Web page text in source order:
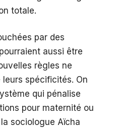
totale.
par des
aussi être
règles ne
spécificités. On
qui pénalise
pour maternité ou
sociologue Aïcha